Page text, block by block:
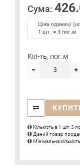
Сума:
Ціна одиниці
1 шт. = 3 пог.м
Кіл-ть, пог.м
Кількість в 1 шт: 3
Даний товар
Мінімальна